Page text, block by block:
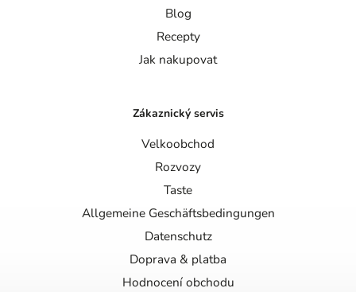
Blog
Recepty
Jak nakupovat
Zákaznický servis
Velkoobchod
Rozvozy
Taste
Allgemeine Geschäftsbedingungen
Datenschutz
Doprava & platba
Hodnocení obchodu